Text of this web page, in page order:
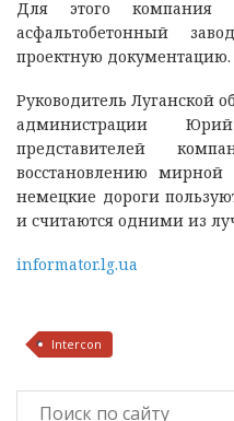
Для этого компания
асфальтобетонный
проектную документацию.
Руководитель Луганской
администрации
представителей
восстановлению
немецкие дороги
и считаются одними из
informator.lg.ua
Intercon